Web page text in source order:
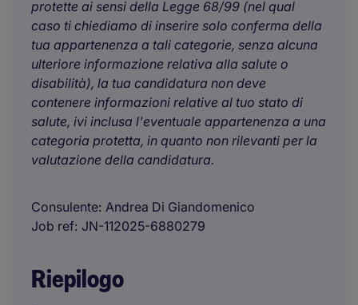
protette ai sensi della Legge 68/99 (nel qual
caso ti chiediamo di inserire solo conferma della
tua appartenenza a tali categorie, senza alcuna
ulteriore informazione relativa alla salute o
disabilità), la tua candidatura non deve
contenere informazioni relative al tuo stato di
salute, ivi inclusa l'eventuale appartenenza a una
categoria protetta, in quanto non rilevanti per la
valutazione della candidatura.
Consulente Andrea Di Giandomenico
Job ref JN-112025-6880279
Riepilogo